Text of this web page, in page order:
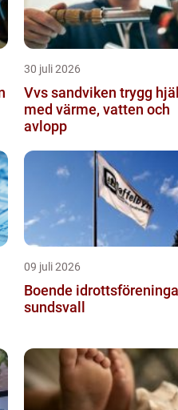
30 juli 2026
Vvs sandviken trygg hjälp
med värme, vatten och
avlopp
09 juli 2026
Boende
sundsvall